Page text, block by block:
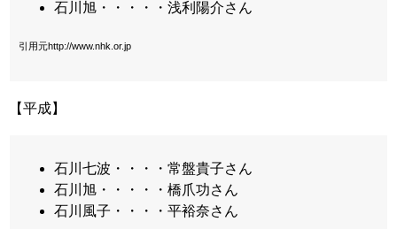
石川旭・・・・・浅利陽介さん
引用元http://www.nhk.or.jp
【平成】
石川七波・・・・常盤貴子さん
石川旭・・・・・橋爪功さん
石川風子・・・・平裕奈さん